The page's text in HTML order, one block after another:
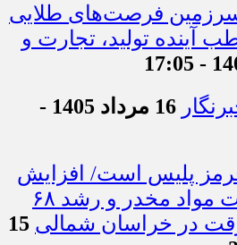
فرصت‌های طلایی
آینده تولید، تجارت و
16 مرداد 1405 -
پلیس است/ افزایش
۴۳ درصدی کشفیات مواد مخدر و رشد ۶۸
در خراسان شمالی 15